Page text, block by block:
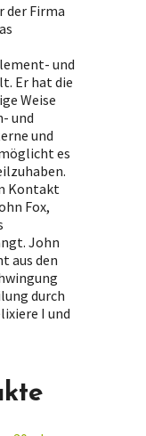
der Firma
und
Er hat die
Weise
und
und
es
Kontakt
Fox,
John
aus den
durch
I und